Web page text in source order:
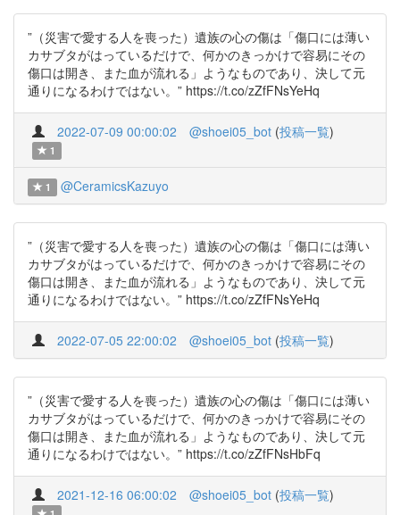
”（災害で愛する人を喪った）遺族の心の傷は「傷口には薄い
カサブタがはっているだけで、何かのきっかけで容易にその
傷口は開き、また血が流れる」ようなものであり、決して元
通りになるわけではない。” https://t.co/zZfFNsYeHq
2022-07-09 00:00:02 @shoei05_bot (投稿一覧)
1
1 @CeramicsKazuyo
”（災害で愛する人を喪った）遺族の心の傷は「傷口には薄い
カサブタがはっているだけで、何かのきっかけで容易にその
傷口は開き、また血が流れる」ようなものであり、決して元
通りになるわけではない。” https://t.co/zZfFNsYeHq
2022-07-05 22:00:02 @shoei05_bot (投稿一覧)
”（災害で愛する人を喪った）遺族の心の傷は「傷口には薄い
カサブタがはっているだけで、何かのきっかけで容易にその
傷口は開き、また血が流れる」ようなものであり、決して元
通りになるわけではない。” https://t.co/zZfFNsHbFq
2021-12-16 06:00:02 @shoei05_bot (投稿一覧)